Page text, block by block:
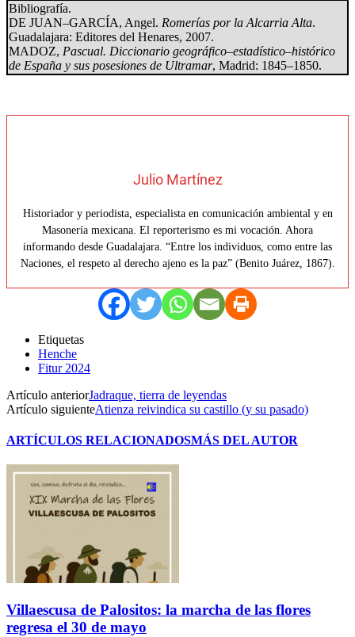
Bibliografía.
DE JUAN–GARCÍA, Angel. Romerías por la Alcarria Alta.
Guadalajara: Editores del Henares, 2007.
MADOZ, Pascual. Diccionario geográfico–estadístico–histórico
de España y sus posesiones de Ultramar, Madrid: 1845–1850.
Julio Martínez
Historiador y periodista, especialista en comunicación ambiental y en
Masonería mexicana. El reporterismo es mi vocación. Ahora
informando desde Guadalajara. “Entre los individuos, como entre las
Naciones, el respeto al derecho ajeno es la paz” (Benito Juárez, 1867).
Etiquetas
Henche
Fitur 2024
Artículo anteriorJadraque, tierra de leyendas
Artículo siguienteAtienza reivindica su castillo (y su pasado)
ARTÍCULOS RELACIONADOSMÁS DEL AUTOR
Villaescusa de Palositos: la marcha de las flores
regresa el 30 de mayo